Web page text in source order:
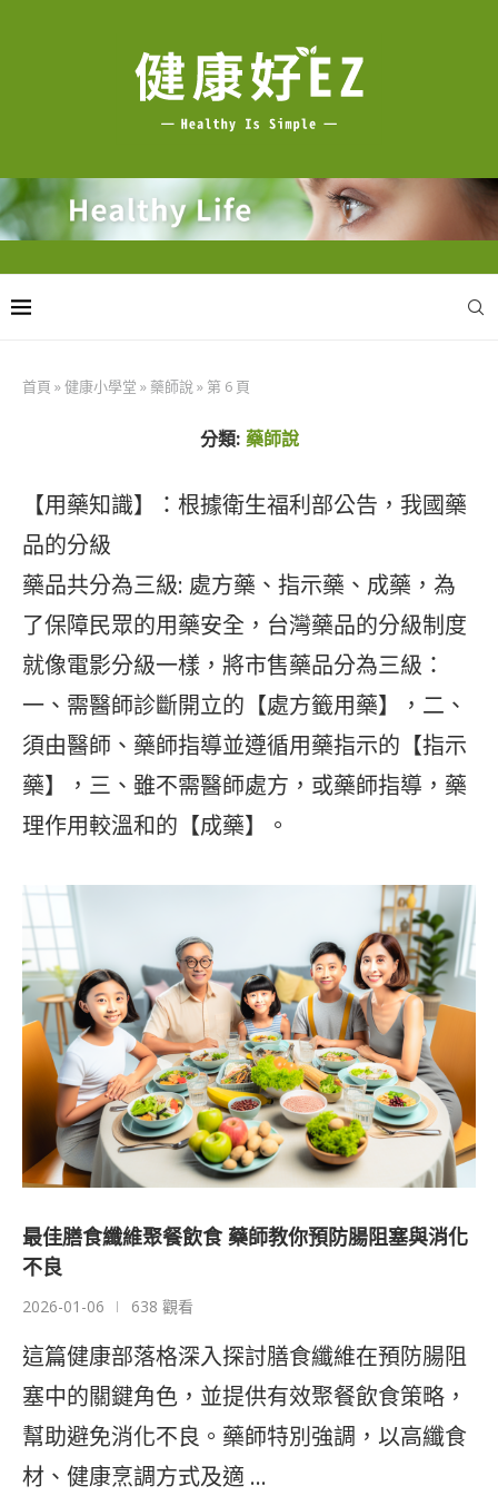
首頁 »健康小學堂 » 藥師說 » 第 6 頁
分類: 藥師說
【用藥知識】：根據衛生福利部公告，我國藥
品的分級
藥品共分為三級: 處方藥、指示藥、成藥，為
了保障民眾的用藥安全，台灣藥品的分級制度
就像電影分級一樣，將市售藥品分為三級：
一、需醫師診斷開立的【處方籤用藥】，二、
須由醫師、藥師指導並遵循用藥指示的【指示
藥】，三、雖不需醫師處方，或藥師指導，藥
理作用較溫和的【成藥】。
最佳膳食纖維聚餐飲食 藥師教你預防腸阻塞與消化
不良
2026-01-06 638 觀看
這篇健康部落格深入探討膳食纖維在預防腸阻
塞中的關鍵角色，並提供有效聚餐飲食策略，
幫助避免消化不良。藥師特別強調，以高纖食
材、健康烹調方式及適 …